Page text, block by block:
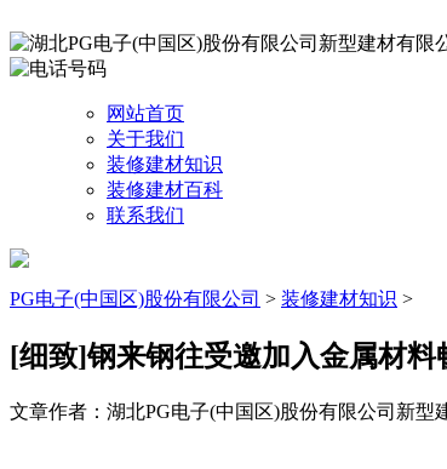
网站首页
关于我们
装修建材知识
装修建材百科
联系我们
PG电子(中国区)股份有限公司 > 装修建材知识 >
[细致]钢来钢往受邀加入金属材料
文章作者：湖北PG电子(中国区)股份有限公司新型